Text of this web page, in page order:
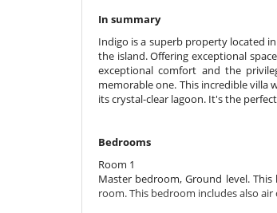
In summary
Indigo is a superb property located
the island. Offering exceptional
exceptional comfort and the
memorable one. This incredible villa
its crystal-clear lagoon. It's the
Bedrooms
Room 1
Master bedroom, Ground level.
room. This bedroom includes also